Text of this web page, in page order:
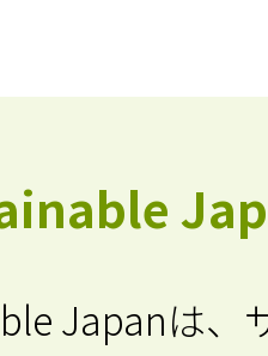
Japanは、